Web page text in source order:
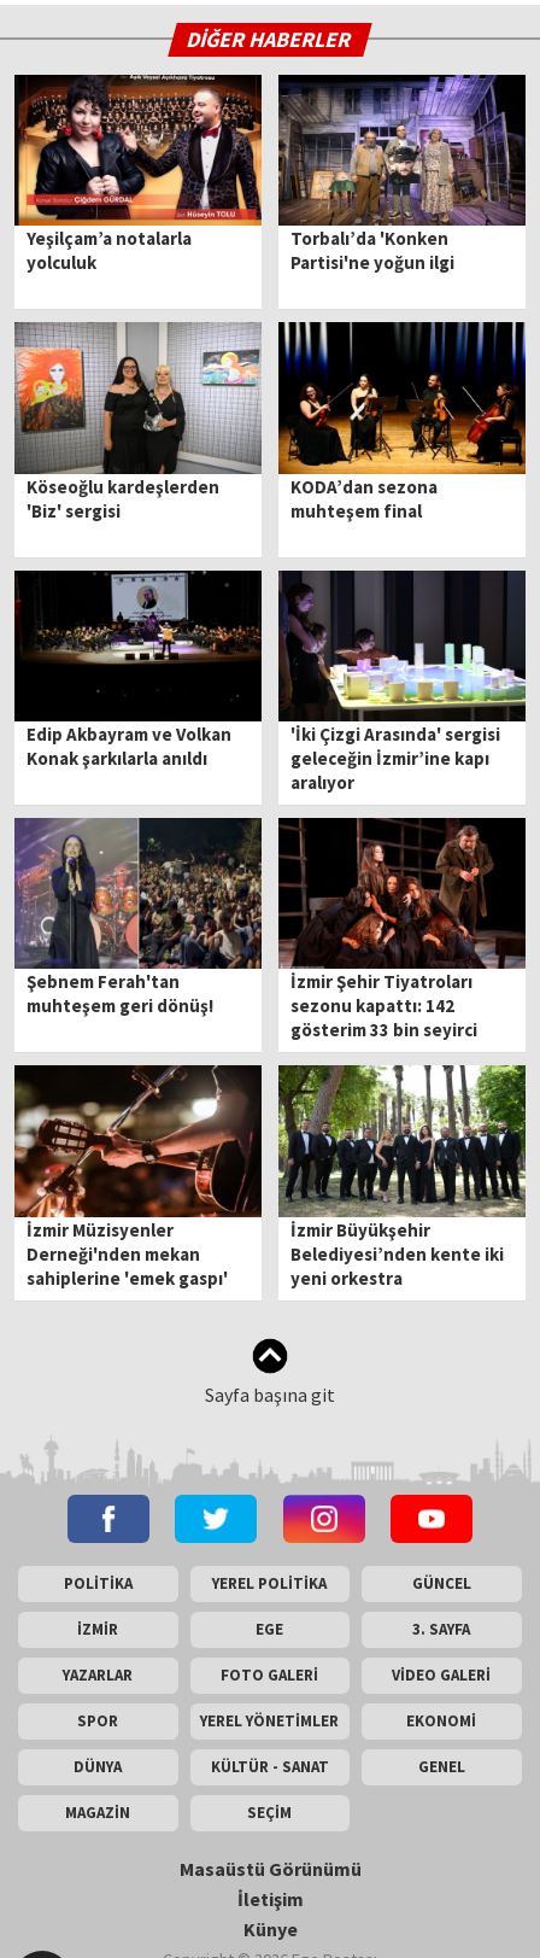
DİĞER HABERLER
Yeşilçam’a notalarla
yolculuk
Torbalı’da 'Konken
Partisi'ne yoğun ilgi
Köseoğlu kardeşlerden
'Biz' sergisi
KODA’dan sezona
muhteşem final
Edip Akbayram ve Volkan
Konak şarkılarla anıldı
'İki Çizgi Arasında' sergisi
geleceğin İzmir’ine kapı
aralıyor
Şebnem Ferah'tan
muhteşem geri dönüş!
İzmir Şehir Tiyatroları
sezonu kapattı: 142
gösterim 33 bin seyirci
İzmir Müzisyenler
Derneği'nden mekan
sahiplerine 'emek gaspı'
çıkışı!
İzmir Büyükşehir
Belediyesi’nden kente iki
yeni orkestra
Sayfa başına git
POLİTİKA YEREL POLİTİKA GÜNCEL
İZMİR EGE 3. SAYFA
YAZARLAR FOTO GALERİ VİDEO GALERİ
SPOR YEREL YÖNETİMLER EKONOMİ
DÜNYA KÜLTÜR - SANAT GENEL
MAGAZİN SEÇİM
Masaüstü Görünümü
İletişim
Künye